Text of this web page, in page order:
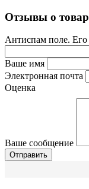
Отзывы о
Антиспам поле. Его
Ваше имя
Электронная почта
Оценка
Ваше сообщение